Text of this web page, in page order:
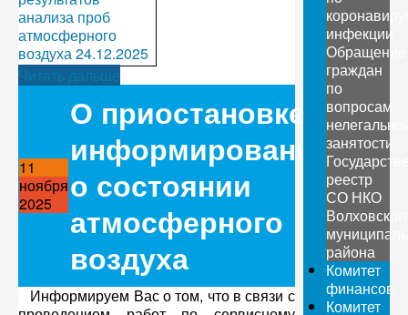
анализа проб
атмосферного
воздуха 24.12.2025
Читать дальше
11
ноября
2025
О приостановке
информирования
о состоянии
атмосферного
воздуха
Информируем Вас о том, что в связи с
инфекции
Обращение
граждан
по
вопросам
занятости
реестр
СО НКО
района
Комитет
финансов
Комитет